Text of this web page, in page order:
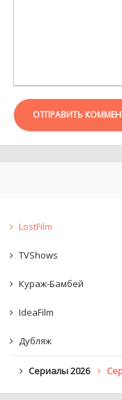
ОТПРАВИТЬ
LostFilm
TVShows
Кураж-Бамбей
IdeaFilm
Дубляж
Сериалы 2026